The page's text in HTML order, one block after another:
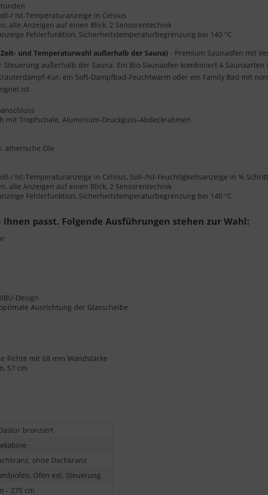
Ist-Temperaturanzeige in Celsius
alle Anzeigen auf einen Blick, 2 Sensorentechnik
Fehlerfunktion, Sicherheitstemperaturbegrenzung bei 140 °C
und Temperaturwahl außerhalb der Sauna) - Premium Saunaofen mit
außerhalb der Sauna. Ein Bio-Saunaofen kombiniert 4
Kur, ein Soft-Dampfbad-Feuchtwarm oder ein Family Bad mit
ist.
mit Tropfschale, Aluminium-Druckguss-Abdeckrahmen
ätherische Öle
Ist-Temperaturanzeige in Celsius, Soll-/Ist-Feuchtigkeitsanzeige in %
alle Anzeigen auf einen Blick, 2 Sensorentechnik
Fehlerfunktion, Sicherheitstemperaturbegrenzung bei 140 °C
passt. Folgende Ausführungen stehen zur Wahl:
Design
Ausrichtung der Glasscheibe
Fichte mit 68 mm Wandstärke
57 cm
bronziert
ohne Dachkranz
Ofen ext. Steuerung
- 270 cm